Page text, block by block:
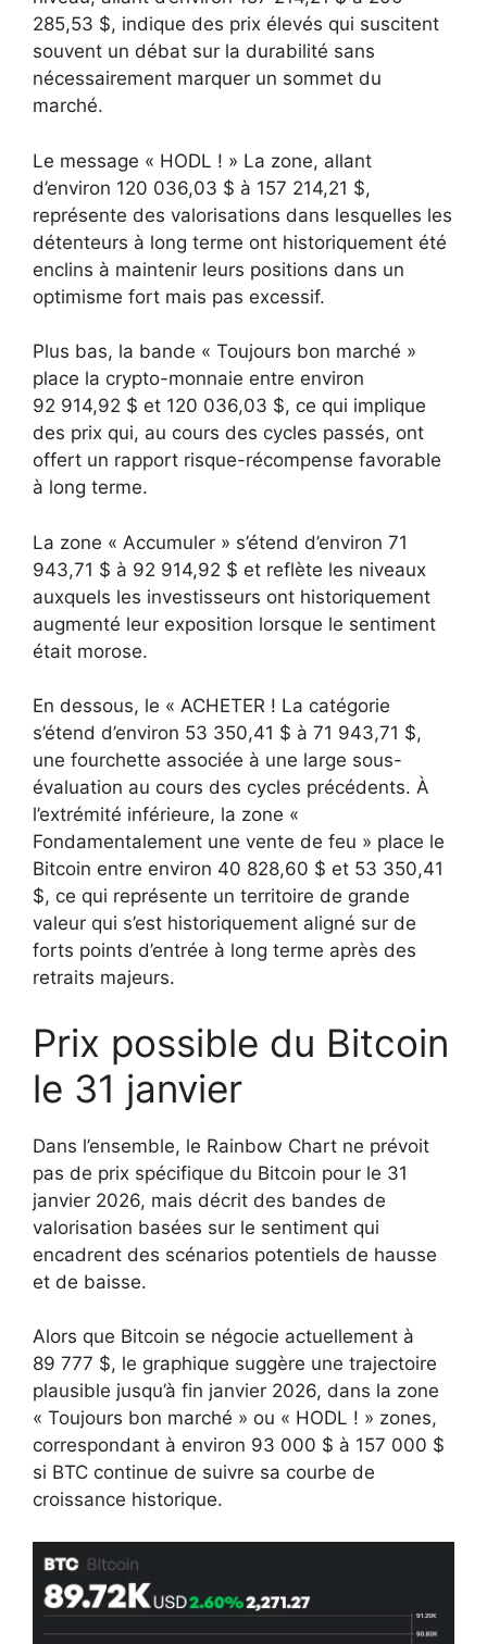
285,53 $, indique des prix élevés qui suscitent
souvent un débat sur la durabilité sans
nécessairement marquer un sommet du
marché.
Le message « HODL ! » La zone, allant
d’environ 120 036,03 $ à 157 214,21 $,
représente des valorisations dans lesquelles les
détenteurs à long terme ont historiquement été
enclins à maintenir leurs positions dans un
optimisme fort mais pas excessif.
Plus bas, la bande « Toujours bon marché »
place la crypto-monnaie entre environ
92 914,92 $ et 120 036,03 $, ce qui implique
des prix qui, au cours des cycles passés, ont
offert un rapport risque-récompense favorable
à long terme.
La zone « Accumuler » s’étend d’environ 71
943,71 $ à 92 914,92 $ et reflète les niveaux
auxquels les investisseurs ont historiquement
augmenté leur exposition lorsque le sentiment
était morose.
En dessous, le « ACHETER ! La catégorie
s’étend d’environ 53 350,41 $ à 71 943,71 $,
une fourchette associée à une large sous-
évaluation au cours des cycles précédents. À
l’extrémité inférieure, la zone «
Fondamentalement une vente de feu » place le
Bitcoin entre environ 40 828,60 $ et 53 350,41
$, ce qui représente un territoire de grande
valeur qui s’est historiquement aligné sur de
forts points d’entrée à long terme après des
retraits majeurs.
Prix ​​​​possible du Bitcoin
le 31 janvier
Dans l’ensemble, le Rainbow Chart ne prévoit
pas de prix spécifique du Bitcoin pour le 31
janvier 2026, mais décrit des bandes de
valorisation basées sur le sentiment qui
encadrent des scénarios potentiels de hausse
et de baisse.
Alors que Bitcoin se négocie actuellement à
89 777 $, le graphique suggère une trajectoire
plausible jusqu’à fin janvier 2026, dans la zone
« Toujours bon marché » ou « HODL ! » zones,
correspondant à environ 93 000 $ à 157 000 $
si BTC continue de suivre sa courbe de
croissance historique.